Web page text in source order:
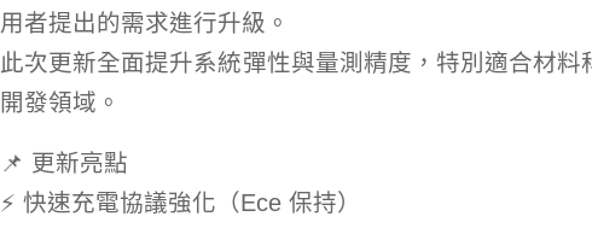
用者提出的需求進行升級。
此次更新全面提升系統彈性與量測精度，特別適合材
開發領域。
📌 更新亮點
⚡ 快速充電協議強化（Ece 保持）